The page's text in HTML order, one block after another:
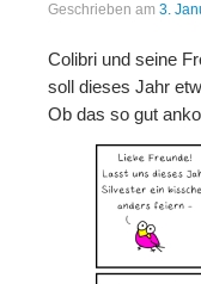
Mastodon
Bluesky
Instagram
Facebook
Geschrieben am 3.
Colibri und seine
soll dieses Jahr
Ob das so gut